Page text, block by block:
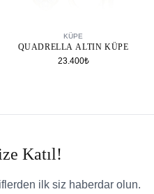
KÜPE
QUADRELLA ALTIN KÜPE
23.400₺
Katıl!
ilk siz haberdar olun.